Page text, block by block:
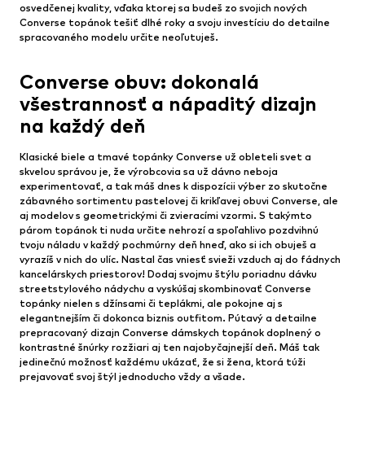
osvedčenej kvality, vďaka ktorej sa budeš zo svojich nových
Converse topánok tešiť dlhé roky a svoju investíciu do detailne
spracovaného modelu určite neoľutuješ.
Converse obuv: dokonalá
všestrannosť a nápaditý dizajn
na každý deň
Klasické biele a tmavé topánky Converse už obleteli svet a
skvelou správou je, že výrobcovia sa už dávno neboja
experimentovať, a tak máš dnes k dispozícii výber zo skutočne
zábavného sortimentu pastelovej či krikľavej obuvi Converse, ale
aj modelov s geometrickými či zvieracími vzormi. S takýmto
párom topánok ti nuda určite nehrozí a spoľahlivo pozdvihnú
tvoju náladu v každý pochmúrny deň hneď, ako si ich obuješ a
vyrazíš v nich do ulíc. Nastal čas vniesť svieži vzduch aj do fádnych
kancelárskych priestorov! Dodaj svojmu štýlu poriadnu dávku
streetstylového nádychu a vyskúšaj skombinovať Converse
topánky nielen s džínsami či teplákmi, ale pokojne aj s
elegantnejším či dokonca biznis outfitom. Pútavý a detailne
prepracovaný dizajn Converse dámskych topánok doplnený o
kontrastné šnúrky rozžiari aj ten najobyčajnejší deň. Máš tak
jedinečnú možnosť každému ukázať, že si žena, ktorá túži
prejavovať svoj štýl jednoducho vždy a všade.